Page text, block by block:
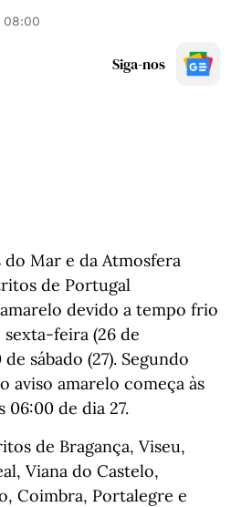
08:00
Siga-nos
Mar e da Atmosfera
de Portugal
devido a tempo frio
feira (26 de
sábado (27). Segundo
aviso amarelo começa às
06:00 de dia 27.
de Bragança, Viseu,
Viana do Castelo,
Coimbra, Portalegre e